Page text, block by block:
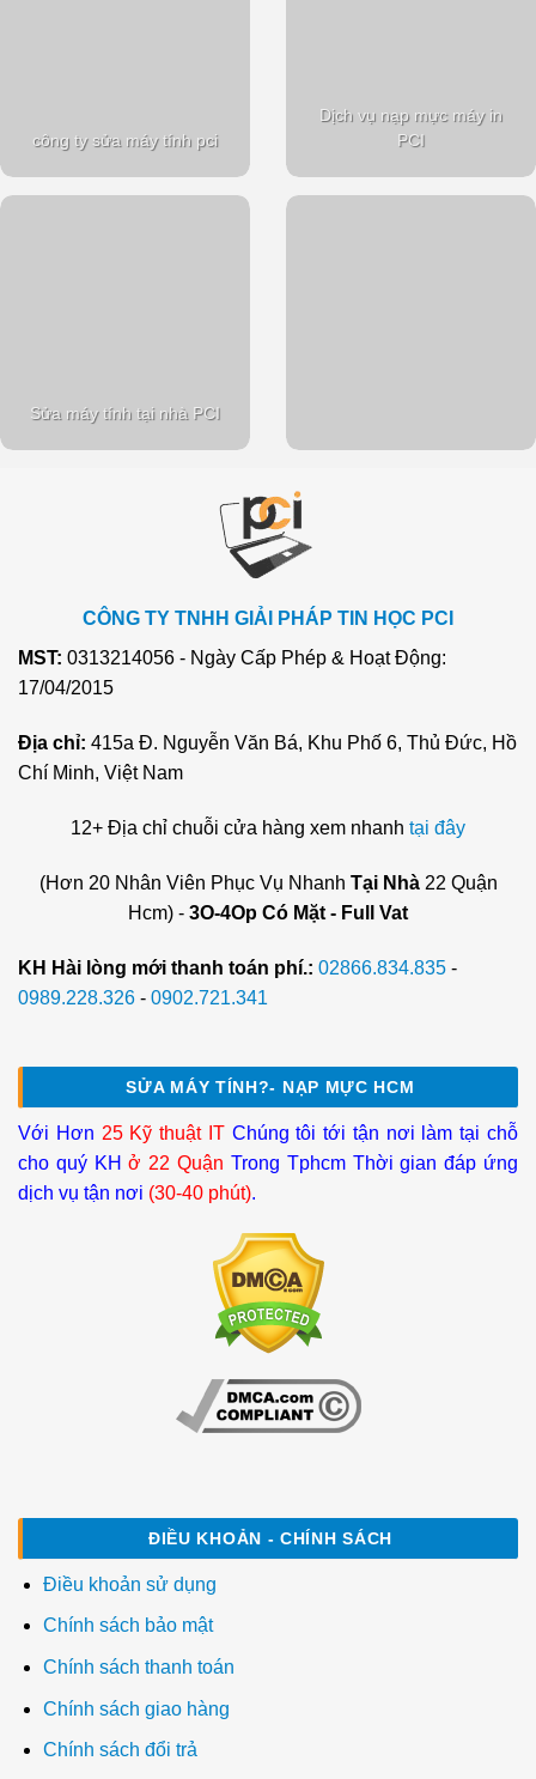
công ty sửa máy tính pci
Dịch vụ nạp mực máy in
PCI
Sửa máy tính tại nhà PCI
CÔNG TY TNHH GIẢI PHÁP TIN HỌC PCI
MST: 0313214056 - Ngày Cấp Phép & Hoạt Động:
17/04/2015
Địa chỉ: 415a Đ. Nguyễn Văn Bá, Khu Phố 6, Thủ Đức, Hồ
Chí Minh, Việt Nam
12+ Địa chỉ chuỗi cửa hàng xem nhanh tại đây
(Hơn 20 Nhân Viên Phục Vụ Nhanh Tại Nhà22 Quận
Hcm) - 3O-4Op Có Mặt - Full Vat
KH Hài lòng mới thanh toán phí.: 02866.834.835 -
0989.228.326 - 0902.721.341
SỬA MÁY TÍNH?- NẠP MỰC HCM
Với Hơn 25 Kỹ thuật IT Chúng tôi tới tận nơi làm tại chỗ
cho quý KHở 22 Quận Trong Tphcm Thời gian đáp ứng
dịch vụ tận nơi (30-40 phút).
ĐIỀU KHOẢN - CHÍNH SÁCH
Điều khoản sử dụng
Chính sách bảo mật
Chính sách thanh toán
Chính sách giao hàng
Chính sách đổi trả